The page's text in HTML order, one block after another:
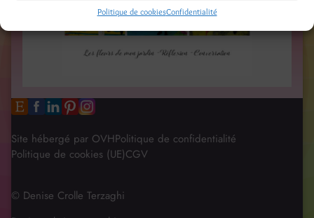
Politique de cookiesConfidentialité
Site hébergé par OVHPolitique de confidentialité
Politique de cookies (UE)CGV
© Denise Crolle Terzaghi